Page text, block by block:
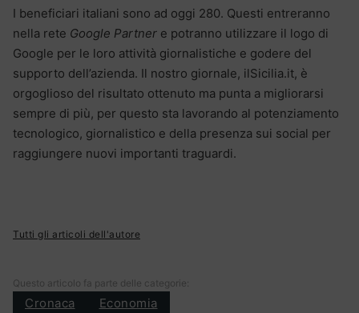
I beneficiari italiani sono ad oggi 280. Questi entreranno
nella rete Google Partner e potranno utilizzare il logo di
Google per le loro attività giornalistiche e godere del
supporto dell’azienda. Il nostro giornale, ilSicilia.it, è
orgoglioso del risultato ottenuto ma punta a migliorarsi
sempre di più, per questo sta lavorando al potenziamento
tecnologico, giornalistico e della presenza sui social per
raggiungere nuovi importanti traguardi.
Tutti gli articoli dell'autore
Questo articolo fa parte delle categorie:
Cronaca Economia